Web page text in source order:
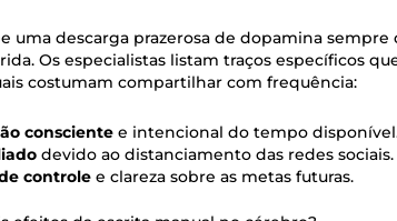
uma descarga prazerosa de dopamina
Os especialistas listam traços específicos
costumam compartilhar com frequência:
consciente e intencional do tempo
devido ao distanciamento das redes sociais.
controle e clareza sobre as metas futuras.